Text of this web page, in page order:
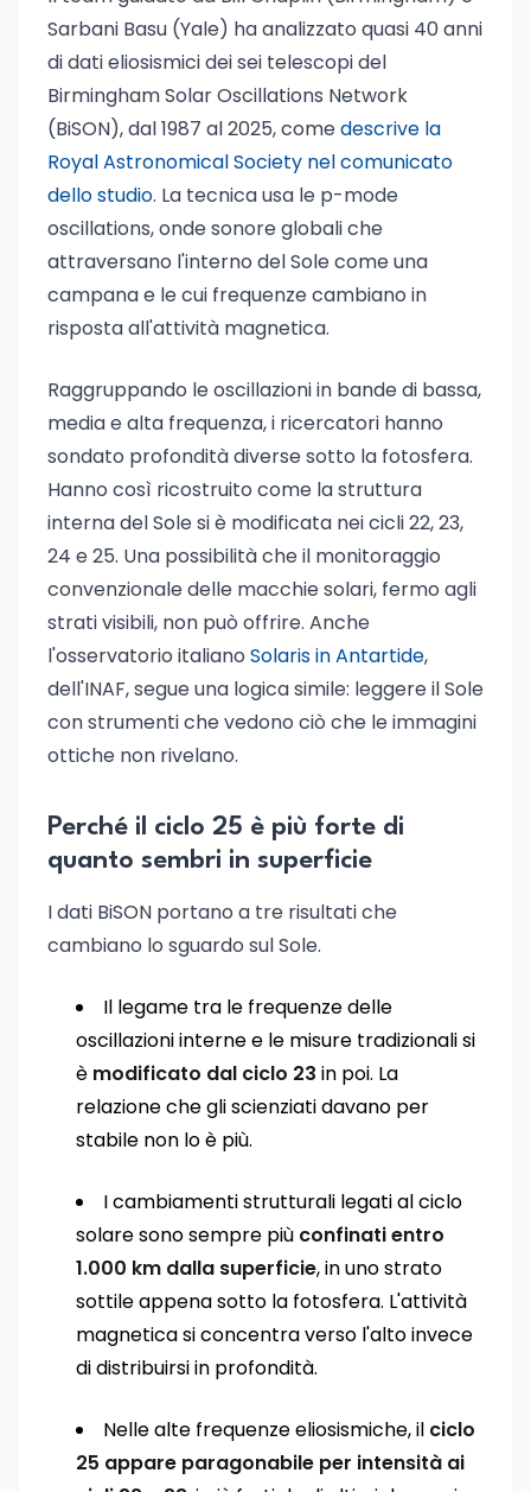
Sarbani Basu (Yale) ha analizzato quasi 40 anni
di dati eliosismici dei sei telescopi del
Birmingham Solar Oscillations Network
(BiSON), dal 1987 al 2025, comedescrive la
Royal Astronomical Society nel comunicato
dello studio. La tecnica usa le p-mode
oscillations, onde sonore globali che
attraversano l'interno del Sole come una
campana e le cui frequenze cambiano in
risposta all'attività magnetica.
Raggruppando le oscillazioni in bande di bassa,
media e alta frequenza, i ricercatori hanno
sondato profondità diverse sotto la fotosfera.
Hanno così ricostruito come la struttura
interna del Sole si è modificata nei cicli 22, 23,
24 e 25. Una possibilità che il monitoraggio
convenzionale delle macchie solari, fermo agli
strati visibili, non può offrire. Anche
l'osservatorio italiano Solaris in Antartide,
dell'INAF, segue una logica simile: leggere il Sole
con strumenti che vedono ciò che le immagini
ottiche non rivelano.
Perché il ciclo 25 è più forte di
quanto sembri in superficie
I dati BiSON portano a tre risultati che
cambiano lo sguardo sul Sole.
Il legame tra le frequenze delle
oscillazioni interne e le misure tradizionali si
è modificato dal ciclo 23 in poi. La
relazione che gli scienziati davano per
stabile non lo è più.
I cambiamenti strutturali legati al ciclo
solare sono sempre più confinati entro
1.000 km dalla superficie, in uno strato
sottile appena sotto la fotosfera. L'attività
magnetica si concentra verso l'alto invece
di distribuirsi in profondità.
Nelle alte frequenze eliosismiche, il ciclo
25 appare paragonabile per intensità ai